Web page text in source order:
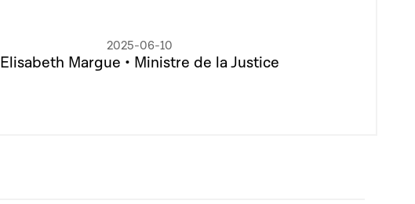
2025-06-10
Elisabeth Margue • Ministre de la Justice